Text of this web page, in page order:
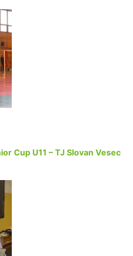
Cup U11 – TJ Slovan Vesec